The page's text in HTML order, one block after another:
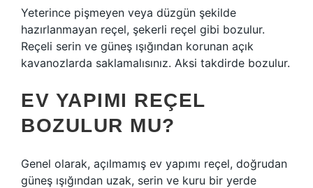
Yeterince pişmeyen veya düzgün şekilde
hazırlanmayan reçel, şekerli reçel gibi bozulur.
Reçeli serin ve güneş ışığından korunan açık
kavanozlarda saklamalısınız. Aksi takdirde bozulur.
EV YAPIMI REÇEL
BOZULUR MU?
Genel olarak, açılmamış ev yapımı reçel, doğrudan
güneş ışığından uzak, serin ve kuru bir yerde